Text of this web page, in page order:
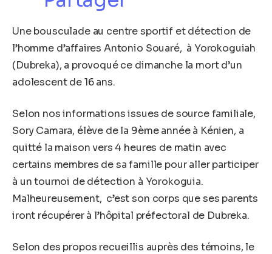
Une bousculade au centre sportif et détection de
l’homme d’affaires Antonio Souaré, à Yorokoguiah
(Dubreka), a provoqué ce dimanche la mort d’un
adolescent de 16 ans.
Selon nos informations issues de source familiale,
Sory Camara, élève de la 9ème année à Kénien, a
quitté la maison vers 4 heures de matin avec
certains membres de sa famille pour aller participer
à un tournoi de détection à Yorokoguia.
Malheureusement, c’est son corps que ses parents
iront récupérer à l’hôpital préfectoral de Dubreka.
Selon des propos recueillis auprès des témoins, le